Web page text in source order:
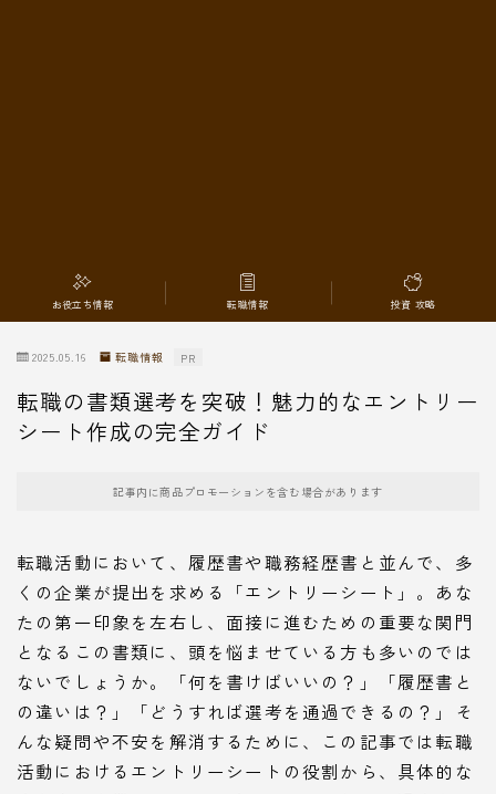
お役立ち情報 転職情報 投資 攻略
2025.05.16 転職情報 PR
転職の書類選考を突破！魅力的なエントリー
シート作成の完全ガイド
記事内に商品プロモーションを含む場合があります
転職活動において、履歴書や職務経歴書と並んで、多
くの企業が提出を求める「エントリーシート」。あな
たの第一印象を左右し、面接に進むための重要な関門
となるこの書類に、頭を悩ませている方も多いのでは
ないでしょうか。「何を書けばいいの？」「履歴書と
の違いは？」「どうすれば選考を通過できるの？」そ
んな疑問や不安を解消するために、この記事では転職
活動におけるエントリーシートの役割から、具体的な